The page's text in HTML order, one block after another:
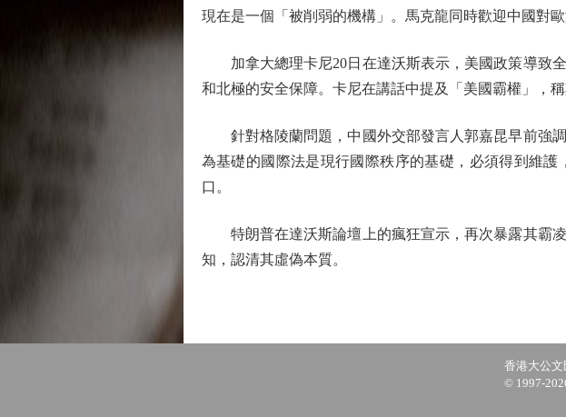
現在是一個「被削弱的機構」。馬克龍同時歡迎中國對歐
加拿大總理卡尼20日在達沃斯表示，美國政策導致全
和北極的安全保障。卡尼在講話中提及「美國霸權」，
針對格陵蘭問題，中國外交部發言人郭嘉昆早前強調
為基礎的國際法是現行國際秩序的基礎，必須得到維
口。
特朗普在達沃斯論壇上的瘋狂宣示，再次暴露其霸凌
知，認清其虛偽本質。
香港大公
© 1997-